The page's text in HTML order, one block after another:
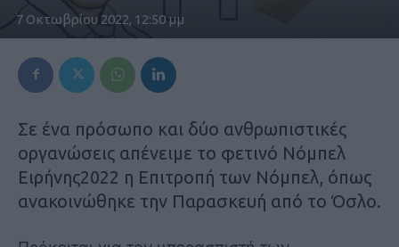
7 Οκτωβρίου 2022, 12:50 μμ
Σε ένα πρόσωπο και δύο ανθρωπιστικές
οργανώσεις απένειμε το φετινό Νόμπελ
Ειρήνης2022 η Επιτροπή των Νόμπελ, όπως
ανακοινώθηκε την Παρασκευή από το Όσλο.